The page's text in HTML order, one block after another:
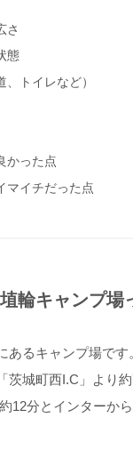
さ
態
、トイレなど）
かった点
マイチだった点
輪キャンプ場
あるキャンプ場です
茨城町西I.C」より
12分とインターか